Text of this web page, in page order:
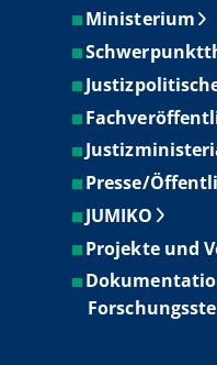
Ministerium
Presse/
JUMIKO
Projekte und